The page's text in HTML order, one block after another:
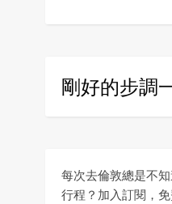
剛好的步調
每次去倫敦總是不
行程？加入訂閱，